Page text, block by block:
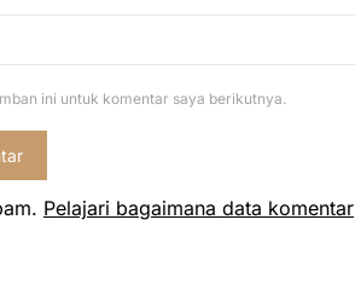
ini untuk komentar saya berikutnya.
Pelajari bagaimana data komentar